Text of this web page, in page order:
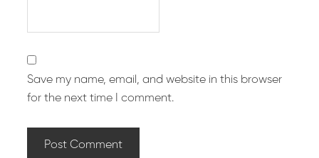
Save my name, email, and website in this browser
for the next time I comment.